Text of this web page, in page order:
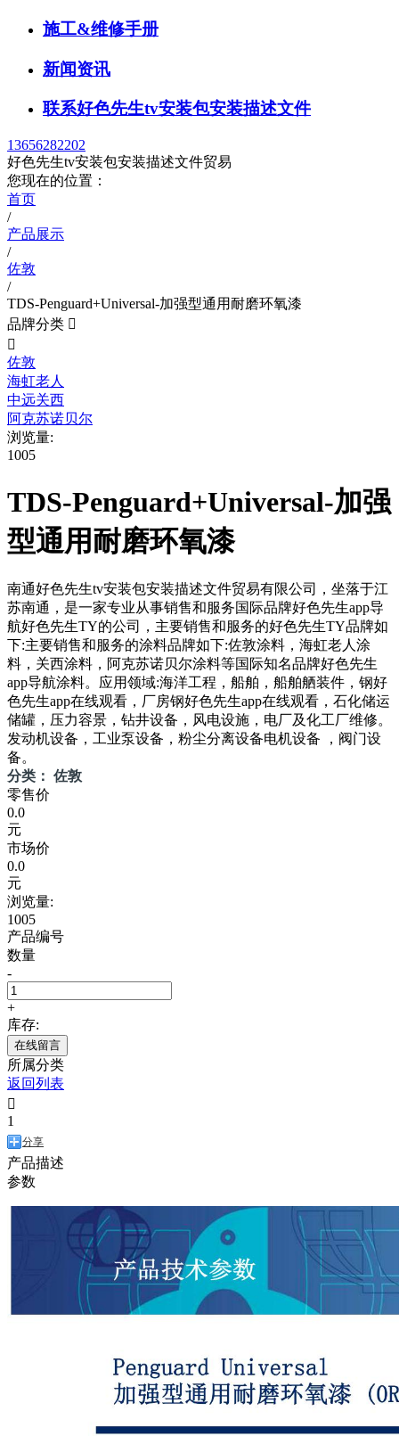
施工&维修手册
新闻资讯
联系好色先生tv安装包安装描述文件
13656282202
好色先生tv安装包安装描述文件贸易
您现在的位置：
首页
/
产品展示
/
佐敦
/
TDS-Penguard+Universal-加强型通用耐磨环氧漆
品牌分类 

佐敦
海虹老人
中远关西
阿克苏诺贝尔
浏览量:
1005
TDS-Penguard+Universal-加强
型通用耐磨环氧漆
南通好色先生tv安装包安装描述文件贸易有限公司，坐落于江
苏南通，是一家专业从事销售和服务国际品牌好色先生app导
航好色先生TY的公司，主要销售和服务的好色先生TY品牌如
下:主要销售和服务的涂料品牌如下:佐敦涂料，海虹老人涂
料，关西涂料，阿克苏诺贝尔涂料等国际知名品牌好色先生
app导航涂料。应用领域:海洋工程，船舶，船舶舾装件，钢好
色先生app在线观看，厂房钢好色先生app在线观看，石化储运
储罐，压力容景，钻井设备，风电设施，电厂及化工厂维修。
发动机设备，工业泵设备，粉尘分离设备电机设备 ，阀门设
备。
分类： 佐敦
零售价
0.0
元
市场价
0.0
元
浏览量:
1005
产品编号
数量
-
+
库存:
在线留言
所属分类
返回列表

1
分享
产品描述
参数